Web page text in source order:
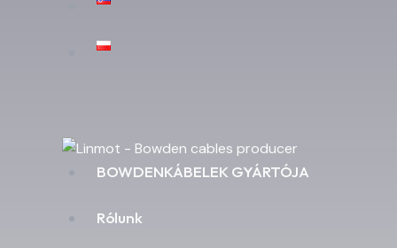
BOWDENKÁBELEK GYÁRTÓJA
Rólunk